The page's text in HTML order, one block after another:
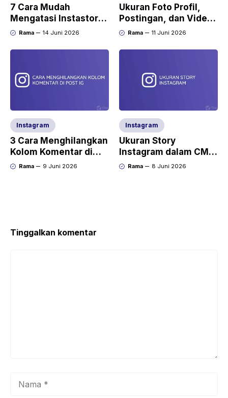
7 Cara Mudah
Mengatasi Instastory
Patah – Patah
Rama 14 Juni 2026
Ukuran Foto Profil,
Postingan, dan Video
di Instagram
Rama 11 Juni 2026
Instagram
3 Cara Menghilangkan
Kolom Komentar di
Post Instagram
Rama 9 Juni 2026
Instagram
Ukuran Story
Instagram dalam CM
dan Pixel +
Rama 8 Juni 2026
Tinggalkan komentar